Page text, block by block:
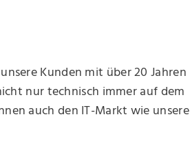
Kunden mit über 20 Jahren
nur technisch immer auf dem
auch den IT-Markt wie unsere